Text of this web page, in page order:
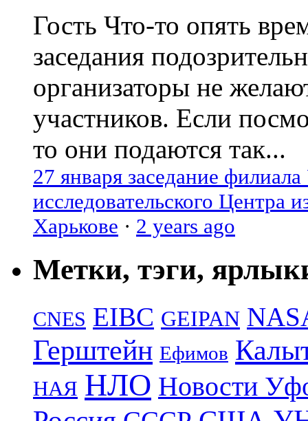
Гость Что-то опять
заседания
организаторы не
участников. Если
то они подаются так...
27 января заседание
исследовательского Центра
Харькове · 2 years ago
Метки, тэги,
CNES EIBC GEIPAN
Герштейн Ефимов
НАЯ НЛО Новости